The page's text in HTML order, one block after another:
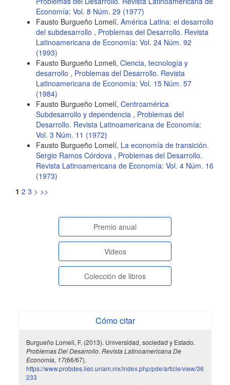
Economía: Vol. 8 Núm. 29 (1977)
Fausto Burgueño Lomelí, América Latina: el desarrollo
del subdesarrollo , Problemas del Desarrollo. Revista
Latinoamericana de Economía: Vol. 24 Núm. 92
(1993)
Fausto Burgueño Lomeli, Ciencia, tecnología y
desarrollo , Problemas del Desarrollo. Revista
Latinoamericana de Economía: Vol. 15 Núm. 57
(1984)
Fausto Burgueño Lomelí, Centroamérica
Subdesarrollo y dependencia , Problemas del
Desarrollo. Revista Latinoamericana de Economía:
Vol. 3 Núm. 11 (1972)
Fausto Burgueño Lomelí, La economía de transición.
Sergio Ramos Córdova , Problemas del Desarrollo.
Revista Latinoamericana de Economía: Vol. 4 Núm. 16
(1973)
1 2 3 > >>
paginasespeciales
Premio anual
Videos
Colección de libros
Cómo citar
Burgueño Lomeli, F. (2013). Universidad, sociedad y Estado.
Problemas Del Desarrollo. Revista Latinoamericana De
Economía, 17(66/67).
https://www.probdes.iiec.unam.mx/index.php/pde/article/view/36
233